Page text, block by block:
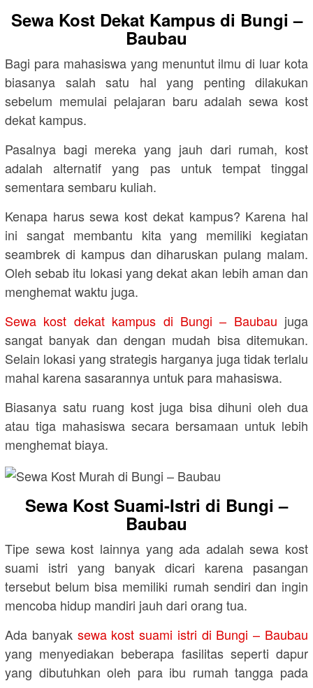
Sewa Kost Dekat Kampus di Bungi –
Baubau
Bagi para mahasiswa yang menuntut ilmu di luar kota
biasanya salah satu hal yang penting dilakukan
sebelum memulai pelajaran baru adalah sewa kost
dekat kampus.
Pasalnya bagi mereka yang jauh dari rumah, kost
adalah alternatif yang pas untuk tempat tinggal
sementara sembaru kuliah.
Kenapa harus sewa kost dekat kampus? Karena hal
ini sangat membantu kita yang memiliki kegiatan
seambrek di kampus dan diharuskan pulang malam.
Oleh sebab itu lokasi yang dekat akan lebih aman dan
menghemat waktu juga.
Sewa kost dekat kampus di Bungi – Baubau juga
sangat banyak dan dengan mudah bisa ditemukan.
Selain lokasi yang strategis harganya juga tidak terlalu
mahal karena sasarannya untuk para mahasiswa.
Biasanya satu ruang kost juga bisa dihuni oleh dua
atau tiga mahasiswa secara bersamaan untuk lebih
menghemat biaya.
Sewa Kost Suami-Istri di Bungi –
Baubau
Tipe sewa kost lainnya yang ada adalah sewa kost
suami istri yang banyak dicari karena pasangan
tersebut belum bisa memiliki rumah sendiri dan ingin
mencoba hidup mandiri jauh dari orang tua.
Ada banyak sewa kost suami istri di Bungi – Baubau
yang menyediakan beberapa fasilitas seperti dapur
yang dibutuhkan oleh para ibu rumah tangga pada